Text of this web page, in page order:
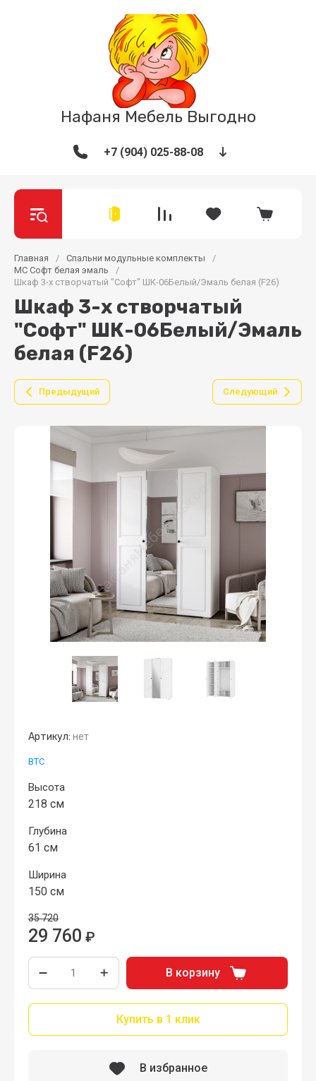
Нафаня Мебель Выгодно
+7 (904) 025-88-08
Главная / Спальни модульные комплекты
/
МС Софт белая эмаль
/
Шкаф 3-х створчатый "Софт" ШК-06Белый/Эмаль белая (F26)
Шкаф 3-х створчатый
"Софт" ШК-06Белый/Эмаль
белая (F26)
Предыдущий Следующий
Артикул: нет
ВТС
Высота
218 см
Глубина
61 см
Ширина
150 см
35 720
29 760 ₽
В корзину
Купить в 1 клик
В избранное